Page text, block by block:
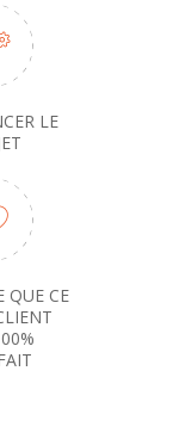
LE
QUE CE